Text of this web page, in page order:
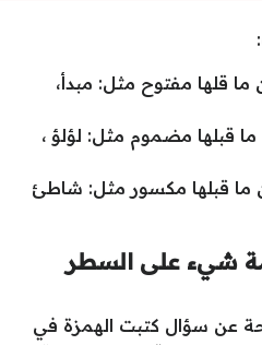
قلها مفتوح مثل: مبدأ،
قبلها مضموم مثل: لؤلؤ ،
ما قبلها مكسور مثل: شاطئ
شيء على السطر
عن سؤال كتبت الهمزة في